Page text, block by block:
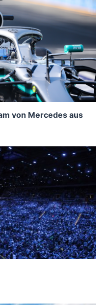
von Mercedes aus